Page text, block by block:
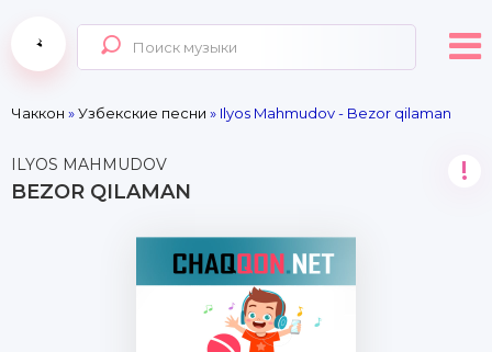
Чаккон »Узбекские песни » Ilyos Mahmudov - Bezor qilaman
ILYOS MAHMUDOV
BEZOR QILAMAN
!